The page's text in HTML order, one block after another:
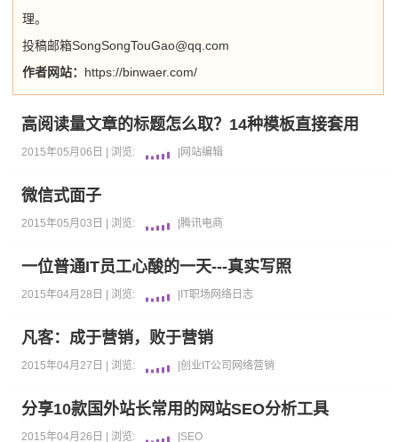
理。
投稿邮箱SongSongTouGao@qq.com
作者网站： https://binwaer.com/
高阅读量文章的标题怎么取？14种模板直接套用
2015年05月06日 | 浏览: 网站编辑
微信式面子
2015年05月03日 | 浏览: |腾讯电商
一位普通IT员工心酸的一天---真实写照
2015年04月28日 | 浏览: IT职场 网络日志
凡客：成于营销，败于营销
2015年04月27日 | 浏览: |创业 IT公司 网络营销
分享10款国外站长常用的网站SEO分析工具
2015年04月26日 | 浏览: SEO